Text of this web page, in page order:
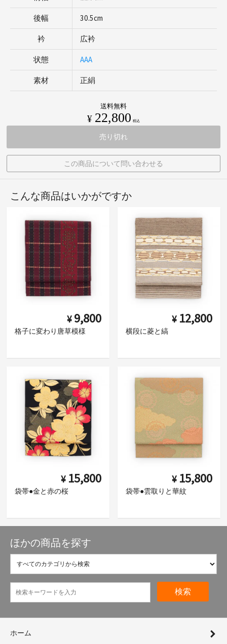
後幅 30.5cm
衿 広衿
状態 AAA
素材 正絹
送料無料
¥ 22,800 税込
売り切れ
この商品について問い合わせる
こんな商品はいかがですか
¥ 9,800
格子に変わり唐草模様
¥ 12,800
横段に菱と縞
¥ 15,800
袋帯●金と赤の桜
¥ 15,800
袋帯●雲取りと華紋
ほかの商品を探す
検索
ホーム